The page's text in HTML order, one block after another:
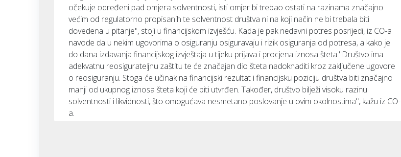
očekuje određeni pad omjera solventnosti, isti omjer bi trebao ostati na razinama značajno
većim od regulatorno propisanih te solventnost društva ni na koji način ne bi trebala biti
dovedena u pitanje", stoji u financijskom izvješću. Kada je pak nedavni potres posrijedi, iz CO-a
navode da u nekim ugovorima o osiguranju osiguravaju i rizik osiguranja od potresa, a kako je
do dana izdavanja financijskog izvještaja u tijeku prijava i procjena iznosa šteta."Društvo ima
adekvatnu reosigurateljnu zaštitu te će značajan dio šteta nadoknaditi kroz zaključene ugovore
o reosiguranju. Stoga će učinak na financijski rezultat i financijsku poziciju društva biti značajno
manji od ukupnog iznosa šteta koji će biti utvrđen. Također, društvo bilježi visoku razinu
solventnosti i likvidnosti, što omogućava nesmetano poslovanje u ovim okolnostima", kažu iz CO-
a.